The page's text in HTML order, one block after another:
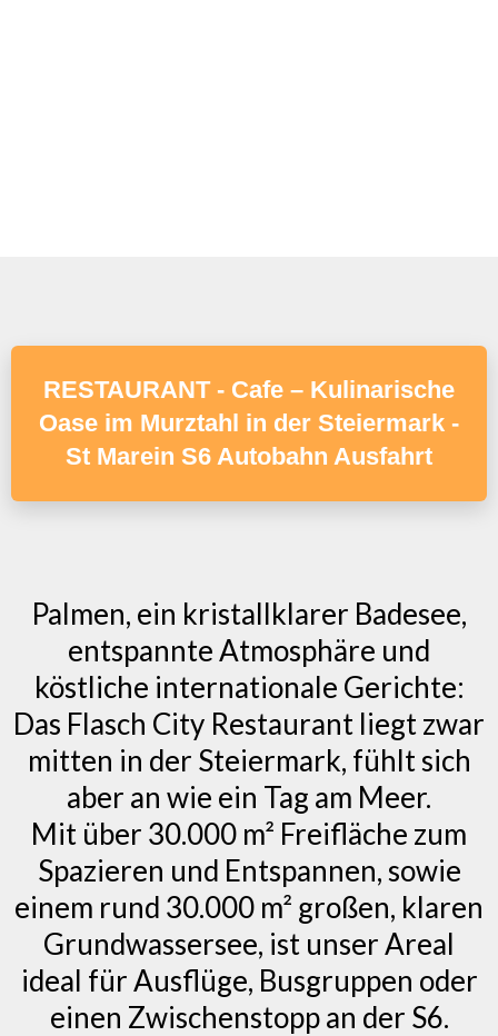
RESTAURANT - Cafe – Kulinarische
Oase im Murztahl in der Steiermark -
St Marein S6 Autobahn Ausfahrt
Palmen, ein kristallklarer Badesee,
entspannte Atmosphäre und
köstliche internationale Gerichte:
Das Flasch City Restaurant liegt zwar
mitten in der Steiermark, fühlt sich
aber an wie ein Tag am Meer.
Mit über 30.000 m² Freifläche zum
Spazieren und Entspannen, sowie
einem rund 30.000 m² großen, klaren
Grundwassersee, ist unser Areal
ideal für Ausflüge, Busgruppen oder
einen Zwischenstopp an der S6.